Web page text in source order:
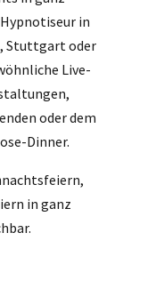
in
Stuttgart oder
Live-
oder dem
Dinner.
in ganz